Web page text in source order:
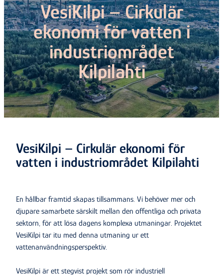
VesiKilpi – Cirkulär
ekonomi för vatten i
industriområdet
Kilpilahti
VesiKilpi – Cirkulär ekonomi för
vatten i industriområdet Kilpilahti
En hållbar framtid skapas tillsammans. Vi behöver mer och
djupare samarbete särskilt mellan den offentliga och privata
sektorn, för att lösa dagens komplexa utmaningar. Projektet
VesiKilpi tar itu med denna utmaning ur ett
vattenanvändningsperspektiv.
VesiKilpi är ett stegvist projekt som rör industriell